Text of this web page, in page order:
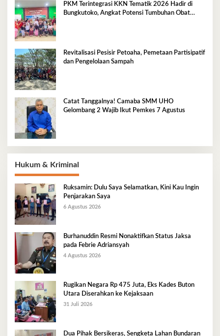
PKM Terintegrasi KKN Tematik 2026 Hadir di
Bungkutoko, Angkat Potensi Tumbuhan Obat
Revitalisasi Pesisir Petoaha, Pemetaan Partisipatif
dan Pengelolaan Sampah
Catat Tanggalnya! Camaba SMM UHO
Gelombang 2 Wajib Ikut Pemkes 7 Agustus
Hukum & Kriminal
Ruksamin: Dulu Saya Selamatkan, Kini Kau Ingin
Penjarakan Saya
6 Agustus 2026
Burhanuddin Resmi Nonaktifkan Status Jaksa
pada Febrie Adriansyah
4 Agustus 2026
Rugikan Negara Rp 475 Juta, Eks Kades Buton
Utara Diserahkan ke Kejaksaan
31 Juli 2026
Dua Pihak Bersikeras, Sengketa Lahan Bundaran